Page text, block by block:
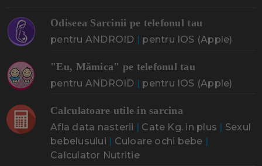
Odiseea Sarcinii pe telefonul tau
pentru ANDROID | pentru IOS (Apple)
"Eu, Mămica" pe telefonul tau
pentru ANDROID | pentru IOS (Apple)
Calculatoare utile in sarcina
Afla data nasterii | Cate Kg. in plus | Sexul
bebelusului | Culoare ochi bebe |
Calculator Nutritie